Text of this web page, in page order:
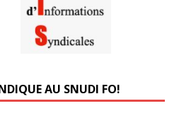
AU SNUDI FO!